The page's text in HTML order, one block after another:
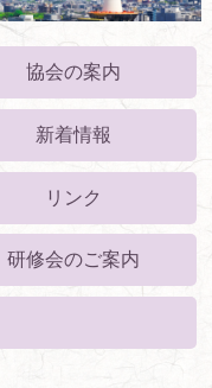
協会の案内
新着情報
リンク
研修会のご案内